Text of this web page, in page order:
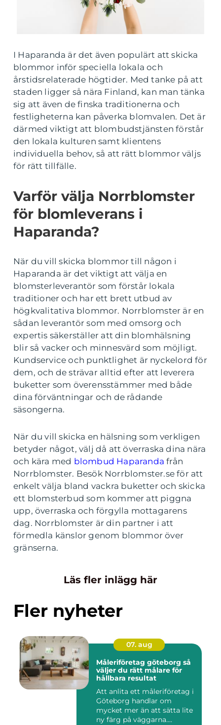
I Haparanda är det även populärt att skicka
blommor inför speciella lokala och
årstidsrelaterade högtider. Med tanke på att
staden ligger så nära Finland, kan man tänka
sig att även de finska traditionerna och
festligheterna kan påverka blomvalen. Det är
därmed viktigt att blombudstjänsten förstår
den lokala kulturen samt klientens
individuella behov, så att rätt blommor väljs
för rätt tillfälle.
Varför välja Norrblomster
för blomleverans i
Haparanda?
När du vill skicka blommor till någon i
Haparanda är det viktigt att välja en
blomsterleverantör som förstår lokala
traditioner och har ett brett utbud av
högkvalitativa blommor. Norrblomster är en
sådan leverantör som med omsorg och
expertis säkerställer att din blomhälsning
blir så vacker och minnesvärd som möjligt.
Kundservice och punktlighet är nyckelord för
dem, och de strävar alltid efter att leverera
buketter som överensstämmer med både
dina förväntningar och de rådande
säsongerna.
När du vill skicka en hälsning som verkligen
betyder något, välj då att överraska dina nära
och kära med blombud Haparanda från
Norrblomster. Besök Norrblomster.se för att
enkelt välja bland vackra buketter och skicka
ett blomsterbud som kommer att piggna
upp, överraska och förgylla mottagarens
dag. Norrblomster är din partner i att
förmedla känslor genom blommor över
gränserna.
Läs fler inlägg här
Fler nyheter
07. aug
Måleriföretag göteborg så
väljer du rätt målare för
hållbara resultat
Att anlita ett måleriföretag i
Göteborg handlar om
mycket mer än att sätta lite
ny färg på väggarna....